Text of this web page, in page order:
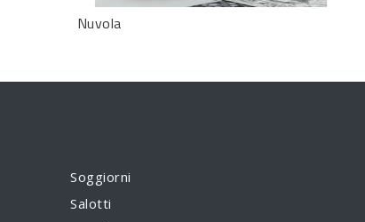
Nuvola
Soggiorni
Salotti